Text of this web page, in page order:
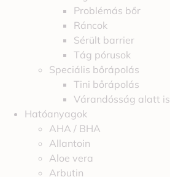
Problémás bőr
Ráncok
Sérült barrier
Tág pórusok
Speciális bőrápolás
Tini bőrápolás
Várandósság alatt is
Hatóanyagok
AHA / BHA
Allantoin
Aloe vera
Arbutin